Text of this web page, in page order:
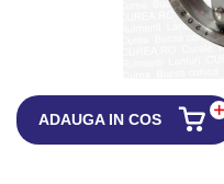
ADAUGA IN COS